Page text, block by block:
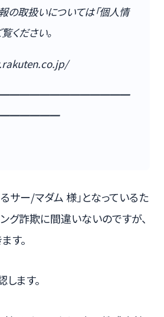
取扱いについては「個人情
ください。
サー/マダム 様」となっているた
グ詐欺に間違いないのですが、
す。
ます。